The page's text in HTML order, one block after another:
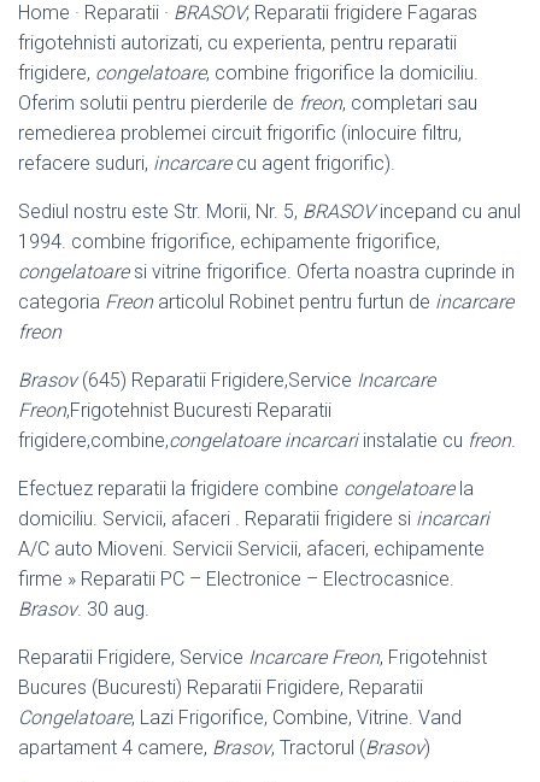
Home · Reparatii · BRASOV; Reparatii frigidere Fagaras
frigotehnisti autorizati, cu experienta, pentru reparatii
frigidere, congelatoare, combine frigorifice la domiciliu.
Oferim solutii pentru pierderile de freon, completari sau
remedierea problemei circuit frigorific (inlocuire filtru,
refacere suduri, incarcarecu agent frigorific).
Sediul nostru este Str. Morii, Nr. 5, BRASOVincepand cu anul
1994. combine frigorifice, echipamente frigorifice,
congelatoaresi vitrine frigorifice. Oferta noastra cuprinde in
categoria Freonarticolul Robinet pentru furtun de incarcare
freon
Brasov(645) Reparatii Frigidere,Service Incarcare
Freon,Frigotehnist Bucuresti Reparatii
frigidere,combine,congelatoare incarcariinstalatie cu freon.
Efectuez reparatii la frigidere combine congelatoarela
domiciliu. Servicii, afaceri . Reparatii frigidere si incarcari
A/C auto Mioveni. Servicii Servicii, afaceri, echipamente
firme » Reparatii PC – Electronice – Electrocasnice.
Brasov. 30 aug.
Reparatii Frigidere, Service Incarcare Freon, Frigotehnist
Bucures (Bucuresti) Reparatii Frigidere, Reparatii
Congelatoare, Lazi Frigorifice, Combine, Vitrine. Vand
apartament 4 camere, Brasov, Tractorul (Brasov)